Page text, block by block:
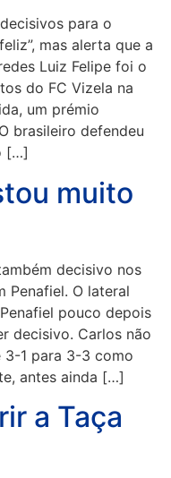
para o
mas alerta que a
Luiz Felipe foi o
do FC Vizela na
um prémio
brasileiro defendeu
[…]
muito
decisivo nos
Penafiel. O lateral
pouco depois
decisivo. Carlos não
1 para 3-3 como
antes ainda […]
a Taça